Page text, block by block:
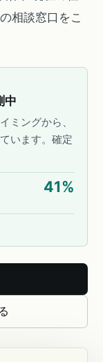
相談窓口をこ
中
ミングから、
います。確定
41%